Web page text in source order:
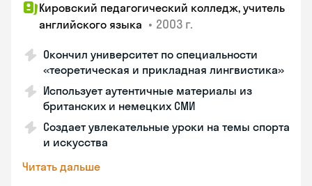
Кировский педагогический колледж, учитель
английского языка • 2003 г.
Окончил университет по специальности
«теоретическая и прикладная лингвистика»
Использует аутентичные материалы из
британских и немецких СМИ
Создает увлекательные уроки на темы спорта
и искусства
Читать дальше